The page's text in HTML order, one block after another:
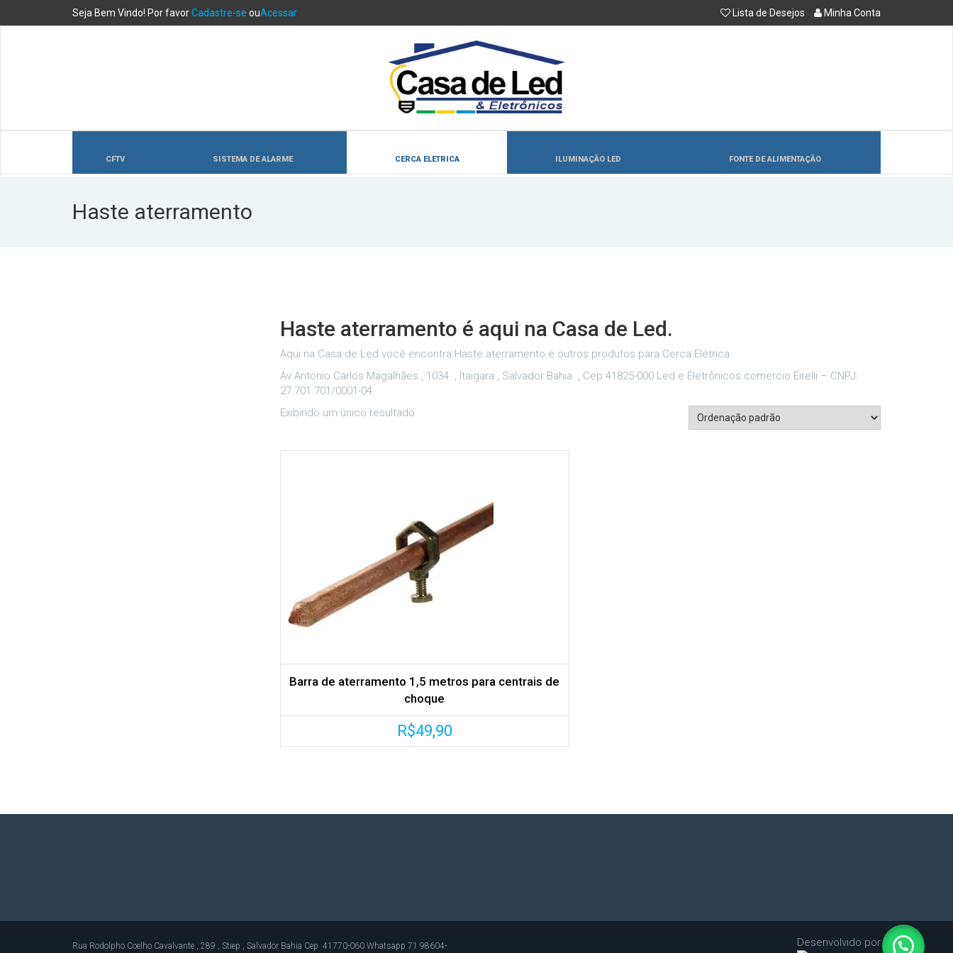
Seja Bem Vindo! Por favorCadastre-se ouAcessar Lista de Desejos Minha Conta
CFTV SISTEMA DE ALARME CERCA ELETRICA ILUMINAÇÃO LED FONTE DE ALIMENTAÇÃO
Haste aterramento
Haste aterramento é aqui na Casa de Led.
Aqui na Casa de Led você encontra Haste aterramento e outros produtos para Cerca Elétrica.
Av Antonio Carlos Magalhães , 1034 , Itaigara , Salvador Bahia , Cep 41825-000 Led e Eletrônicos comercio Eirelli – CNPJ:
27.701.701/0001-04.
Exibindo um único resultado
Barra de aterramento 1,5 metros para centrais de
choque
R$49,90
Rua Rodolpho Coelho Cavalvante , 289 , Stiep , Salvador Bahia Cep 41770-060 Whatsapp 71 98604-
Desenvolvido por